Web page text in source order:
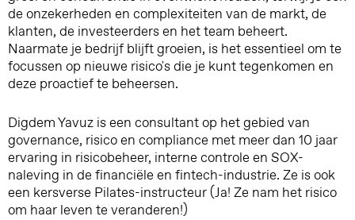
de onzekerheden en complexiteiten van de markt, de
klanten, de investeerders en het team beheert.
Naarmate je bedrijf blijft groeien, is het essentieel om te
focussen op nieuwe risico's die je kunt tegenkomen en
deze proactief te beheersen.
Digdem Yavuz is een consultant op het gebied van
governance, risico en compliance met meer dan 10 jaar
ervaring in risicobeheer, interne controle en SOX-
naleving in de financiële en fintech-industrie. Ze is ook
een kersverse Pilates-instructeur (Ja! Ze nam het risico
om haar leven te veranderen!)